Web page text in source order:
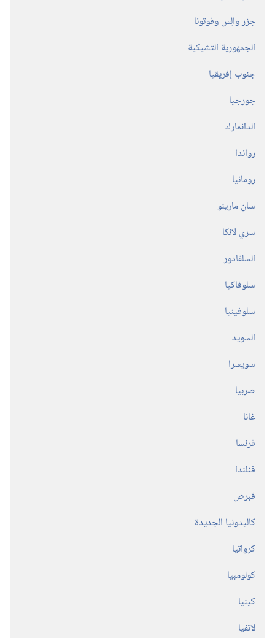
جزر والِس وفوتونا
الجمهورية التشيكية
جنوب إفريقيا
جورجيا
الدانمارك
رواندا
رومانيا
سان مارينو
سري لانكا
السلفادور
سلوفاكيا
سلوفينيا
السويد
سويسرا
صربيا
غانا
فرنسا
فنلندا
قبرص
كاليدونيا الجديدة
كرواتيا
كولومبيا
كينيا
لاتفيا